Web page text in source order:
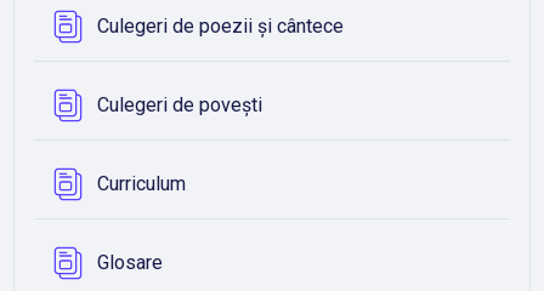
Culegeri de poezii și cânteceBază de date
Culegeri de poveștiBază de date
CurriculumBază de date
GlosareBază de date